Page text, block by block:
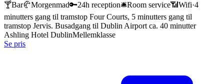
🍸Bar🥐Morgenmad🔑24h reception🛎️Room service📶 Wifi·4
minutters gang til tramstop Four Courts, 5 minutters gang til
tramstop Jervis. Busadgang til Dublin Airport ca. 40 minutter
Ashling Hotel DublinMellemklasse
Se pris